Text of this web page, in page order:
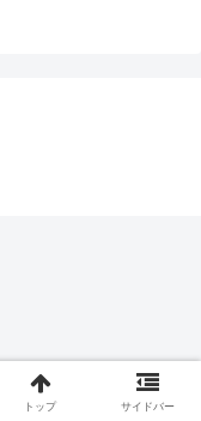
トップ サイドバー